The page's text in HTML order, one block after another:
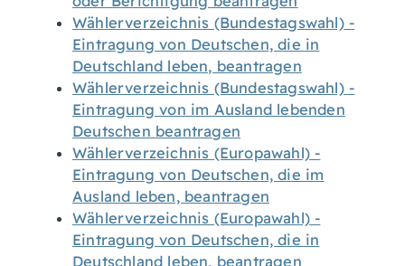
Wählerverzeichnis (Bundestagswahl) -
Eintragung von Deutschen, die in
Deutschland leben, beantragen
Wählerverzeichnis (Bundestagswahl) -
Eintragung von im Ausland lebenden
Deutschen beantragen
Wählerverzeichnis (Europawahl) -
Eintragung von Deutschen, die im
Ausland leben, beantragen
Wählerverzeichnis (Europawahl) -
Eintragung von Deutschen, die in
Deutschland leben, beantragen